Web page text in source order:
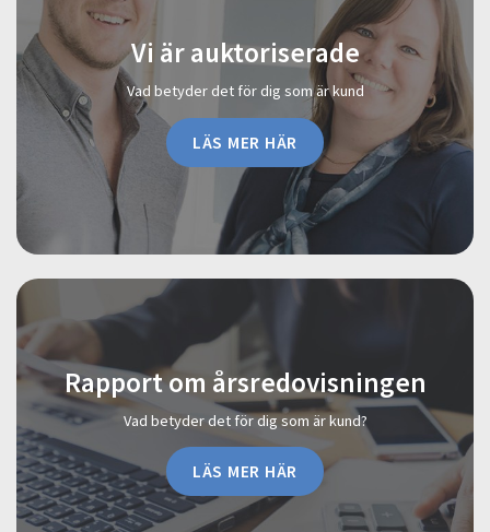
Vi är auktoriserade
Vad betyder det för dig som är kund
LÄS MER HÄR
Rapport om årsredovisningen
Vad betyder det för dig som är kund?
LÄS MER HÄR